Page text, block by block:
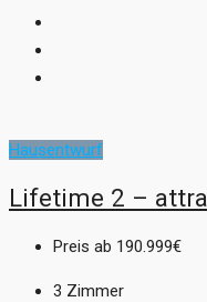
Hausentwurf
Lifetime 2 –
Preis ab 190.999€
3 Zimmer